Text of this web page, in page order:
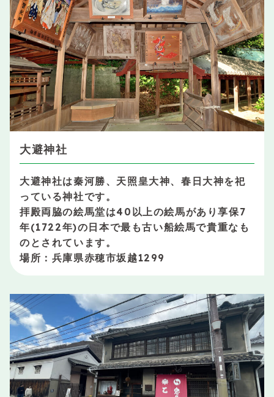
大避神社
大避神社は秦河勝、天照皇大神、春日大神を祀
っている神社です。
拝殿両脇の絵馬堂は40以上の絵馬があり享保7
年(1722年)の日本で最も古い船絵馬で貴重なも
のとされています。
場所：兵庫県赤穂市坂越1299